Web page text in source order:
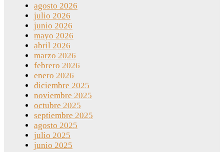
agosto 2026
julio 2026
junio 2026
mayo 2026
abril 2026
marzo 2026
febrero 2026
enero 2026
diciembre 2025
noviembre 2025
octubre 2025
septiembre 2025
agosto 2025
julio 2025
junio 2025